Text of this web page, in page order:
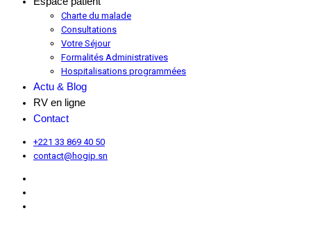
Charte du malade
Consultations
Votre Séjour
Formalités Administratives
Hospitalisations programmées
Actu & Blog
RV en ligne
Contact
+221 33 869 40 50
contact@hogip.sn